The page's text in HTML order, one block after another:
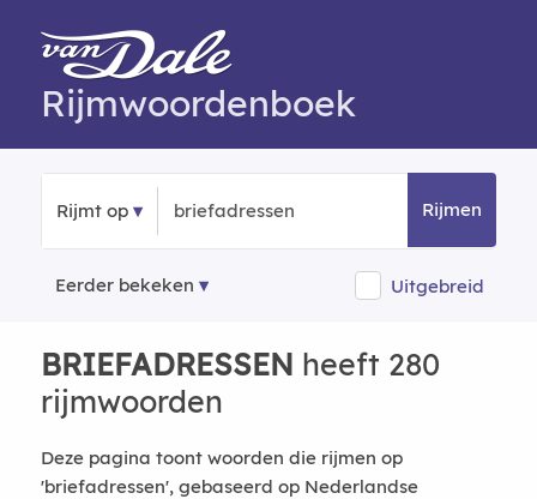
Rijmwoordenboek
Rijmt op Rijmen
Eerder bekeken Uitgebreid
BRIEFADRESSEN heeft 280
rijmwoorden
Deze pagina toont woorden die rijmen op
'briefadressen', gebaseerd op Nederlandse